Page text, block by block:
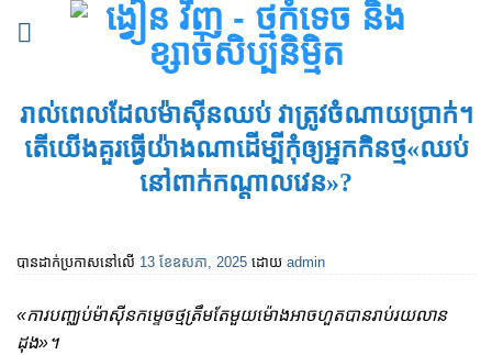
ទៅ
រាល់ពេលដែលម៉ាស៊ីនឈប់ វាត្រូវចំណាយប្រាក់។
តើ​យើង​គួរ​ធ្វើ​យ៉ាង​ណា​ដើម្បី​កុំ​ឲ្យ​អ្នក​កិន​ថ្ម​«​ឈប់​
នៅ​ពាក់​កណ្ដាល​វេន​»?
បានដាក់ប្រកាសនៅលើ 13 ខែ​ឧសភា, 2025 ដោយ admin
«​ការ​បញ្ឈប់​ម៉ាស៊ីន​កម្ទេច​ថ្ម​ត្រឹមតែ​មួយម៉ោង​អាច​ហួត​បាន​រាប់រយ​លាន​
ដុង»។